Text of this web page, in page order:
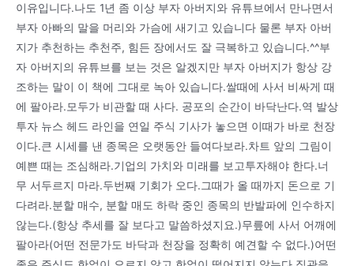
이유입니다.나도 1년 좀 이상 부자 아버지와 유튜브에서 만나면서
부자 아빠의 말을 머리와 가슴에 새기고 있습니다 물론 부자 아버
지가 추천하는 추천주, 힘든 장에서도 잘 극복하고 있습니다.^^부
자 아버지의 유튜브를 보는 것은 알겠지만 부자 아버지가 항상 강
조하는 말이 이 책에 그대로 녹아 있습니다.쌀때에 사서 비싸게 때
에 팔아라.모두가 비관할 때 사다. 공포의 순간이 바닥난다.역 발상
투자 뉴스 헤드 라인을 연일 주식 기사가 놓으면 이때가 바로 천장
이다.큰 시세를 낸 종목은 오랫동안 들여다보라.차트 앞의 그림이
예쁜 때는 조심해라.기업의 가치와 미래를 보고투자해야 한다.너
무 서두르지 마라.두번째 기회가 오다.그때가 올 때까지 돈으로 기
다려라.분할 매수, 분할 매도 하락 중인 종목의 반발파에 인수하지
않는다.(항상 추세를 잘 보다고 말씀하셨지요.)무릎에 사서 어깨에
팔아라(어떤 전문가도 바닥과 천장을 정확히 예견할 수 없다.)어떤